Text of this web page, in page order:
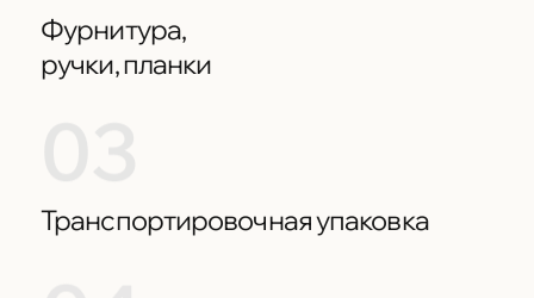
Фурнитура,
ручки, планки
Транспортировочная упаковка